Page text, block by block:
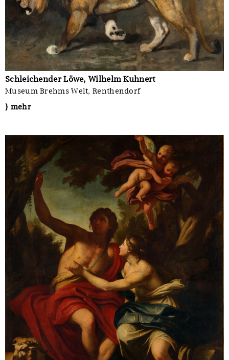
Schleichender Löwe, Wilhelm Kuhnert
Museum Brehms Welt, Renthendorf
} mehr